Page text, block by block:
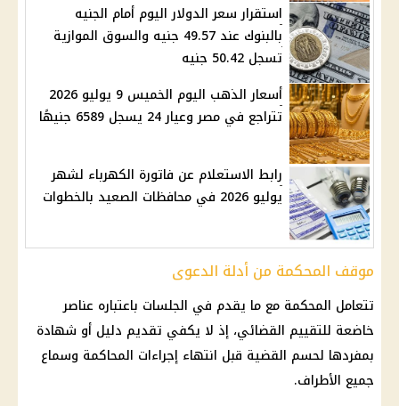
استقرار سعر الدولار اليوم أمام الجنيه
بالبنوك عند 49.57 جنيه والسوق الموازية
تسجل 50.42 جنيه
أسعار الذهب اليوم الخميس 9 يوليو 2026
تتراجع في مصر وعيار 24 يسجل 6589 جنيهًا
رابط الاستعلام عن فاتورة الكهرباء لشهر
يوليو 2026 في محافظات الصعيد بالخطوات
موقف المحكمة من أدلة الدعوى
تتعامل المحكمة مع ما يقدم في الجلسات باعتباره عناصر
خاضعة للتقييم القضائي، إذ لا يكفي تقديم دليل أو شهادة
بمفردها لحسم القضية قبل انتهاء إجراءات المحاكمة وسماع
جميع الأطراف.